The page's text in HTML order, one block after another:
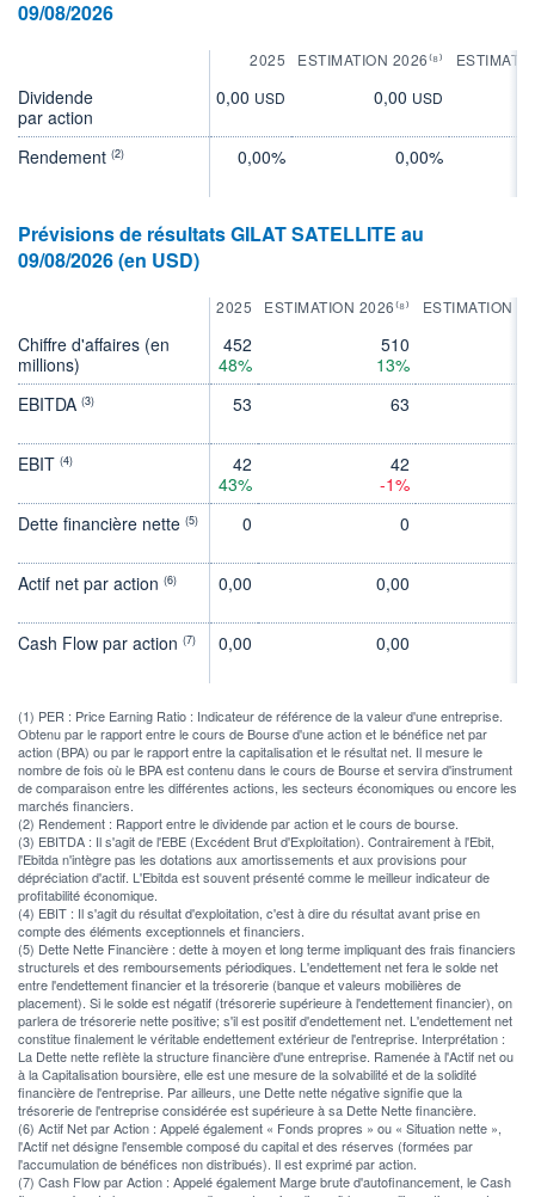
09/08/2026
2025 ESTIMATION 2026⁽⁸⁾
Dividende
par action
0,00 USD 0,00 USD
Rendement (2) 0,00% 0,00%
Prévisions de résultats GILAT SATELLITE au
09/08/2026 (en USD)
2025 ESTIMATION 2026⁽⁸⁾ ESTIMATION
Chiffre d'affaires (en
millions)
452
48%
510
13%
EBITDA (3) 53 63
EBIT (4)
42
43%
42
-1%
Dette financière nette (5) 0 0
Actif net par action (6) 0,00 0,00
Cash Flow par action (7) 0,00 0,00
(1) PER : Price Earning Ratio : Indicateur de référence de la valeur d'une entreprise.
Obtenu par le rapport entre le cours de Bourse d'une action et le bénéfice net par
action (BPA) ou par le rapport entre la capitalisation et le résultat net. Il mesure le
nombre de fois où le BPA est contenu dans le cours de Bourse et servira d'instrument
de comparaison entre les différentes actions, les secteurs économiques ou encore les
marchés financiers.
(2) Rendement : Rapport entre le dividende par action et le cours de bourse.
(3) EBITDA : Il s'agit de l'EBE (Excédent Brut d'Exploitation). Contrairement à l'Ebit,
l'Ebitda n'intègre pas les dotations aux amortissements et aux provisions pour
dépréciation d'actif. L'Ebitda est souvent présenté comme le meilleur indicateur de
profitabilité économique.
(4) EBIT : Il s'agit du résultat d'exploitation, c'est à dire du résultat avant prise en
compte des éléments exceptionnels et financiers.
(5) Dette Nette Financière : dette à moyen et long terme impliquant des frais financiers
structurels et des remboursements périodiques. L'endettement net fera le solde net
entre l'endettement financier et la trésorerie (banque et valeurs mobilières de
placement). Si le solde est négatif (trésorerie supérieure à l'endettement financier), on
parlera de trésorerie nette positive; s'il est positif d'endettement net. L'endettement net
constitue finalement le véritable endettement extérieur de l'entreprise. Interprétation :
La Dette nette reflète la structure financière d'une entreprise. Ramenée à l'Actif net ou
à la Capitalisation boursière, elle est une mesure de la solvabilité et de la solidité
financière de l'entreprise. Par ailleurs, une Dette nette négative signifie que la
trésorerie de l'entreprise considérée est supérieure à sa Dette Nette financière.
(6) Actif Net par Action : Appelé également « Fonds propres » ou « Situation nette »,
l'Actif net désigne l'ensemble composé du capital et des réserves (formées par
l'accumulation de bénéfices non distribués). Il est exprimé par action.
(7) Cash Flow par Action : Appelé également Marge brute d'autofinancement, le Cash